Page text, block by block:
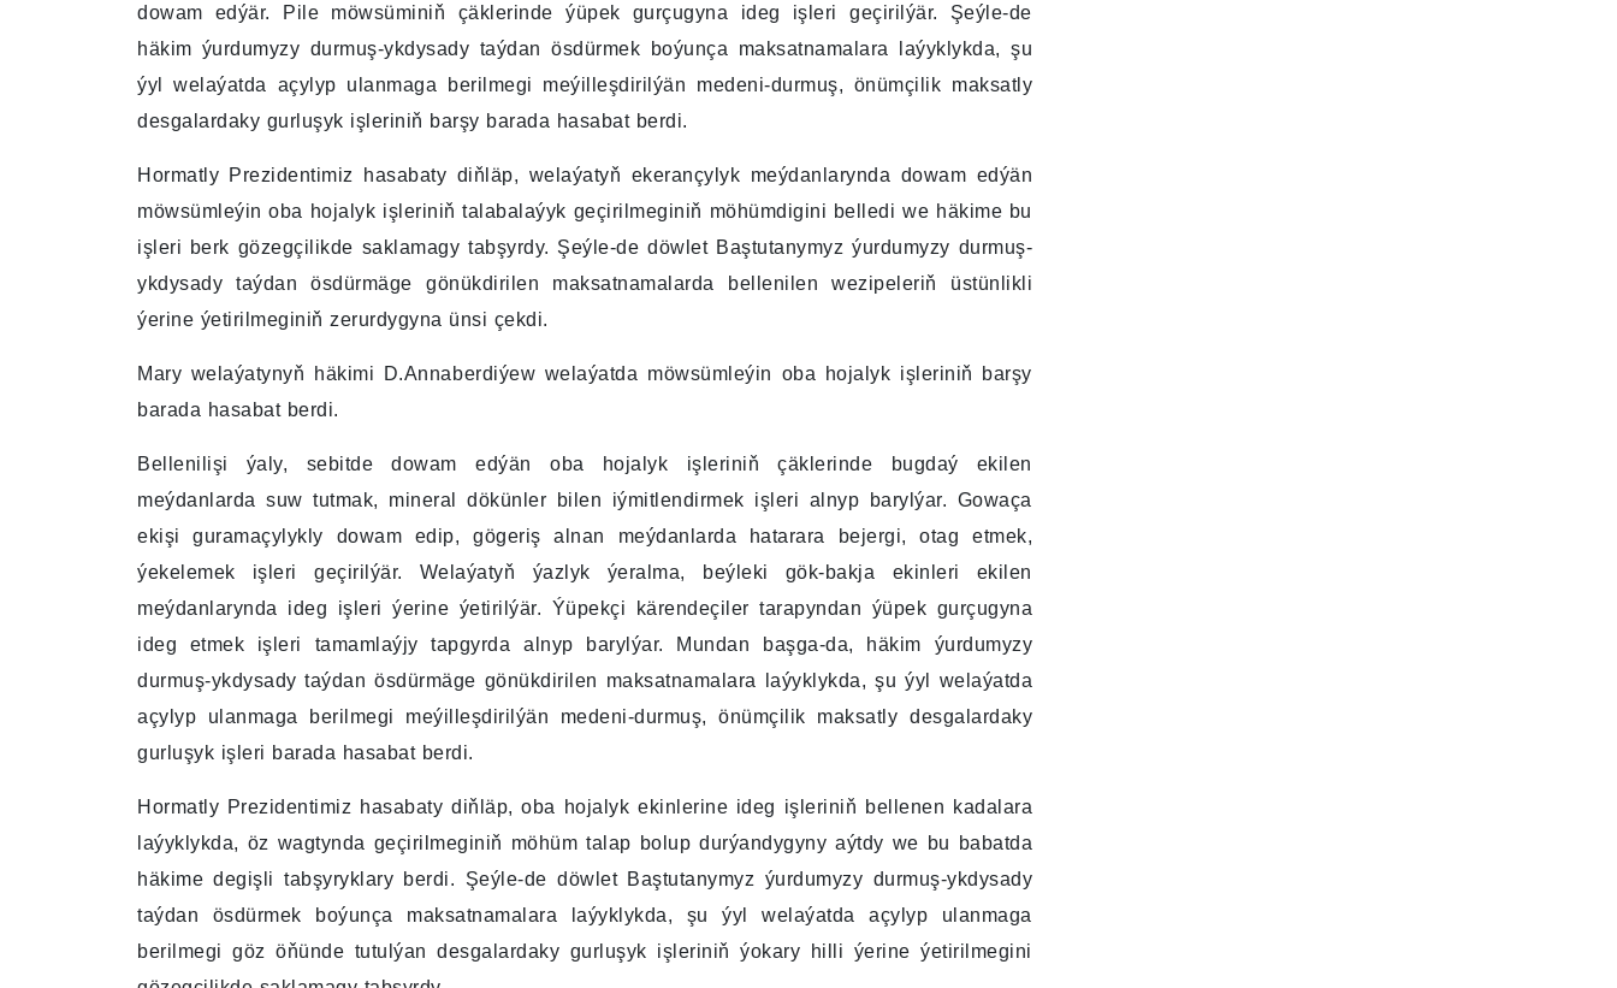
dowam edýär. Pile möwsüminiň çäklerinde ýüpek gurçugyna ideg işleri geçirilýär. Şeýle-de
häkim ýurdumyzy durmuş-ykdysady taýdan ösdürmek boýunça maksatnamalara laýyklykda, şu
ýyl welaýatda açylyp ulanmaga berilmegi meýilleşdirilýän medeni-durmuş, önümçilik maksatly
desgalardaky gurluşyk işleriniň barşy barada hasabat berdi.
Hormatly Prezidentimiz hasabaty diňläp, welaýatyň ekerançylyk meýdanlarynda dowam edýän
möwsümleýin oba hojalyk işleriniň talabalaýyk geçirilmeginiň möhümdigini belledi we häkime bu
işleri berk gözegçilikde saklamagy tabşyrdy. Şeýle-de döwlet Baştutanymyz ýurdumyzy durmuş-
ykdysady taýdan ösdürmäge gönükdirilen maksatnamalarda bellenilen wezipeleriň üstünlikli
ýerine ýetirilmeginiň zerurdygyna ünsi çekdi.
Mary welaýatynyň häkimi D.Annaberdiýew welaýatda möwsümleýin oba hojalyk işleriniň barşy
barada hasabat berdi.
Bellenilişi ýaly, sebitde dowam edýän oba hojalyk işleriniň çäklerinde bugdaý ekilen
meýdanlarda suw tutmak, mineral dökünler bilen iýmitlendirmek işleri alnyp barylýar. Gowaça
ekişi guramaçylykly dowam edip, gögeriş alnan meýdanlarda hatarara bejergi, otag etmek,
ýekelemek işleri geçirilýär. Welaýatyň ýazlyk ýeralma, beýleki gök-bakja ekinleri ekilen
meýdanlarynda ideg işleri ýerine ýetirilýär. Ýüpekçi kärendeçiler tarapyndan ýüpek gurçugyna
ideg etmek işleri tamamlaýjy tapgyrda alnyp barylýar. Mundan başga-da, häkim ýurdumyzy
durmuş-ykdysady taýdan ösdürmäge gönükdirilen maksatnamalara laýyklykda, şu ýyl welaýatda
açylyp ulanmaga berilmegi meýilleşdirilýän medeni-durmuş, önümçilik maksatly desgalardaky
gurluşyk işleri barada hasabat berdi.
Hormatly Prezidentimiz hasabaty diňläp, oba hojalyk ekinlerine ideg işleriniň bellenen kadalara
laýyklykda, öz wagtynda geçirilmeginiň möhüm talap bolup durýandygyny aýtdy we bu babatda
häkime degişli tabşyryklary berdi. Şeýle-de döwlet Baştutanymyz ýurdumyzy durmuş-ykdysady
taýdan ösdürmek boýunça maksatnamalara laýyklykda, şu ýyl welaýatda açylyp ulanmaga
berilmegi göz öňünde tutulýan desgalardaky gurluşyk işleriniň ýokary hilli ýerine ýetirilmegini